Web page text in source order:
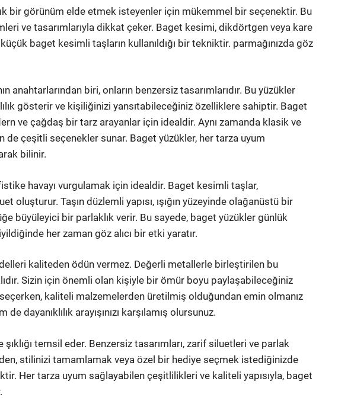
bir görünüm elde etmek isteyenler için mükemmel bir seçenektir. Bu
ve tasarımlarıyla dikkat çeker. Baget kesimi, dikdörtgen veya kare
baget kesimli taşların kullanıldığı bir tekniktir. parmağınızda göz
anahtarlarından biri, onların benzersiz tasarımlarıdır. Bu yüzükler
gösterir ve kişiliğinizi yansıtabileceğiniz özelliklere sahiptir. Baget
ve çağdaş bir tarz arayanlar için idealdir. Aynı zamanda klasik ve
de çeşitli seçenekler sunar. Baget yüzükler, her tarza uyum
bilinir.
havayı vurgulamak için idealdir. Baget kesimli taşlar,
oluşturur. Taşın düzlemli yapısı, ışığın yüzeyinde olağanüstü bir
büyüleyici bir parlaklık verir. Bu sayede, baget yüzükler günlük
her zaman göz alıcı bir etki yaratır.
kaliteden ödün vermez. Değerli metallerle birleştirilen bu
Sizin için önemli olan kişiyle bir ömür boyu paylaşabileceğiniz
kaliteli malzemelerden üretilmiş olduğundan emin olmanız
dayanıklılık arayışınızı karşılamış olursunuz.
temsil eder. Benzersiz tasarımları, zarif siluetleri ve parlak
stilinizi tamamlamak veya özel bir hediye seçmek istediğinizde
Her tarza uyum sağlayabilen çeşitlilikleri ve kaliteli yapısıyla, baget